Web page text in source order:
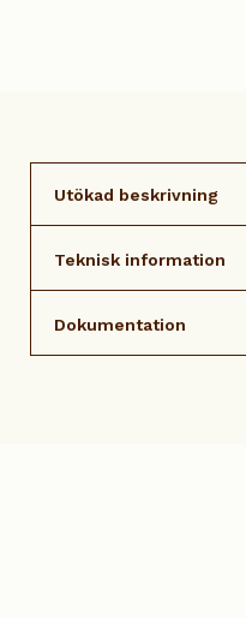
Utökad beskrivning
Teknisk information
Dokumentation